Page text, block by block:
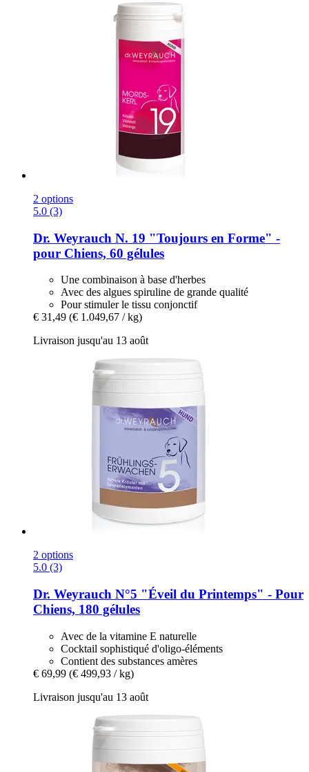
2 options
5.0 (3)
Dr. Weyrauch N. 19 "Toujours en Forme" -​
pour Chiens, 60 gélules
Une combinaison à base d'herbes
Avec des algues spiruline de grande qualité
Pour stimuler le tissu conjonctif
€ 31,49 (€ 1.049,67 / kg)
Livraison jusqu'au 13 août
2 options
5.0 (3)
Dr. Weyrauch N°5 "Éveil du Printemps" -​ Pour
Chiens, 180 gélules
Avec de la vitamine E naturelle
Cocktail sophistiqué d'oligo-éléments
Contient des substances amères
€ 69,99 (€ 499,93 / kg)
Livraison jusqu'au 13 août